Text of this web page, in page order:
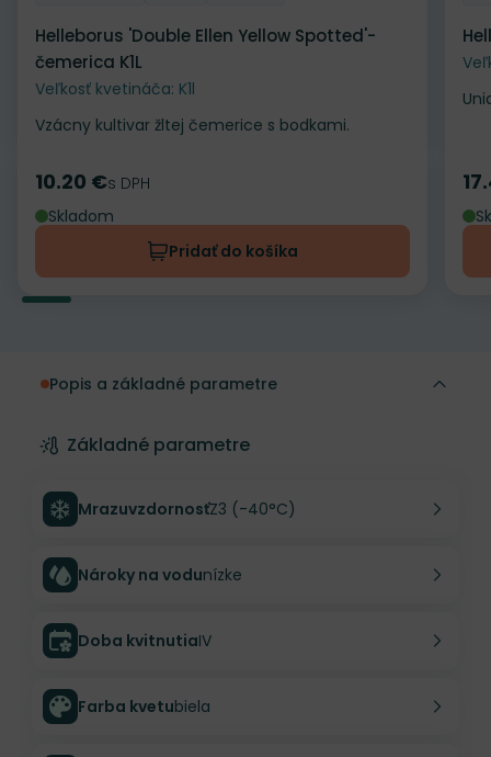
Helleborus 'Double Ellen Yellow Spotted'-
čemerica K1L
Veľkosť kvetináča: K1l
Vzácny kultivar žltej čemerice s bodkami.
Cena
10.20 €s DPH
Skladom
Pridať do košíka
Popis a základné parametre
Základné parametre
MrazuvzdornosťZ3 (-40°C)
Nároky na vodunízke
Doba kvitnutiaIV
Farba kvetubiela